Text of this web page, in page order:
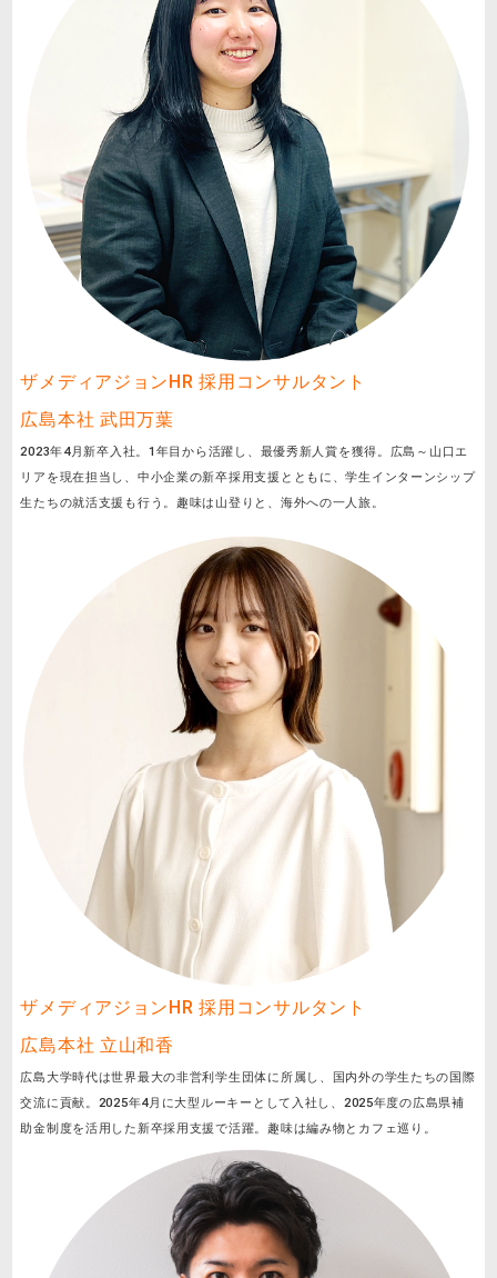
ザメディアジョンHR 採用コンサルタント
広島本社 武田万葉
2023年4月新卒入社。1年目から活躍し、最優秀新人賞を獲得。広島～山口エ
リアを現在担当し、中小企業の新卒採用支援とともに、学生インターンシップ
生たちの就活支援も行う。趣味は山登りと、海外への一人旅。
ザメディアジョンHR 採用コンサルタント
広島本社 立山和香
広島大学時代は世界最大の非営利学生団体に所属し、国内外の学生たちの国際
交流に貢献。2025年4月に大型ルーキーとして入社し、2025年度の広島県補
助金制度を活用した新卒採用支援で活躍。趣味は編み物とカフェ巡り。